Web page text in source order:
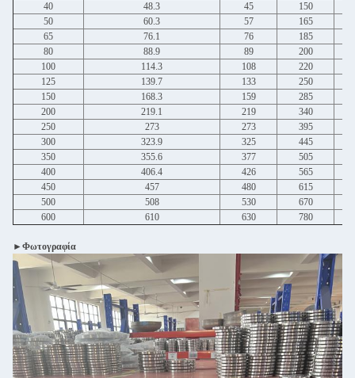
40
48.3 45
150
50
60.3 57
165
65
76.1 76
185
80
88.9 89
200
100
114.3 108
220
125
139.7 133
250
150
168.3 159
285
200
219.1 219
340
250
273 273
395
300
323.9 325
445
350
355.6 377
505
400
406.4 426
565
450
457 480
615
500
508 530
670
600
610 630 780
►Φωτογραφία